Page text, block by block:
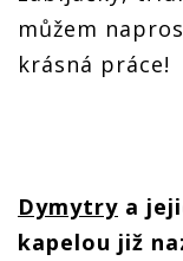
můžem
krásná práce!
Dymytry a
kapelou již